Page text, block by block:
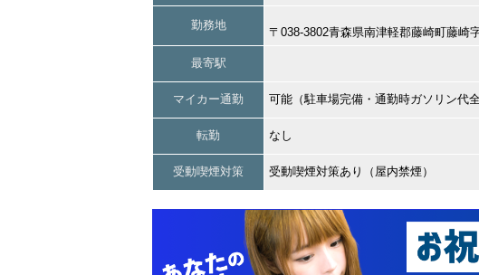
勤務地
〒038-3802青森県南津軽郡藤崎町藤崎
最寄駅
マイカー通勤 可能（駐車場完備・通勤時ガソリン代全
転勤 なし
受動喫煙対策 受動喫煙対策あり（屋内禁煙）